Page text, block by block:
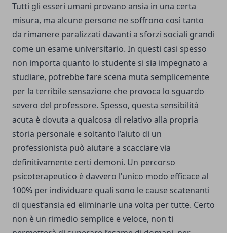
Tutti gli esseri umani provano ansia in una certa
misura, ma alcune persone ne soffrono così tanto
da rimanere paralizzati davanti a sforzi sociali grandi
come un esame universitario. In questi casi spesso
non importa quanto lo studente si sia impegnato a
studiare, potrebbe fare scena muta semplicemente
per la terribile sensazione che provoca lo sguardo
severo del professore. Spesso, questa sensibilità
acuta è dovuta a qualcosa di relativo alla propria
storia personale e soltanto l’aiuto di un
professionista può aiutare a scacciare via
definitivamente certi demoni. Un percorso
psicoterapeutico è davvero l’unico modo efficace al
100% per individuare quali sono le cause scatenanti
di quest’ansia ed eliminarle una volta per tutte. Certo
non è un rimedio semplice e veloce, non ti